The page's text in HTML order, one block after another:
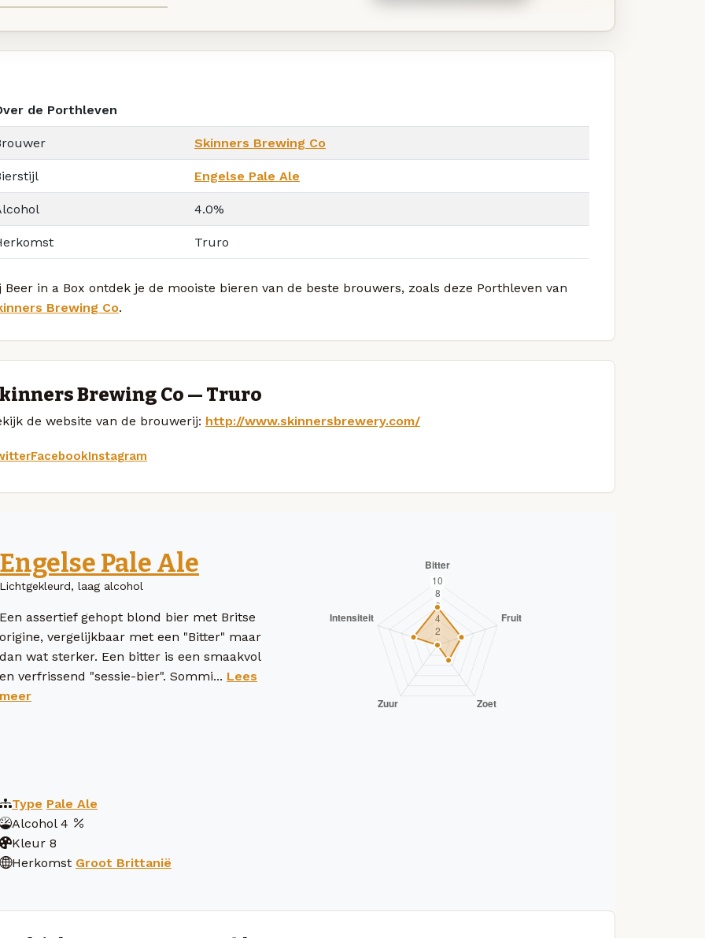
de Porthleven
Skinners Brewing Co
Engelse Pale Ale
4.0%
Truro
Beer in a Box ontdek je de mooiste bieren van de beste brouwers, zoals deze Porthleven van
Brewing Co.
Brewing Co — Truro
de website van de brouwerij: http://www.skinnersbrewery.com/
FacebookInstagram
Engelse Pale Ale
Lichtgekleurd, laag alcohol
Een assertief gehopt blond bier met Britse
origine, vergelijkbaar met een "Bitter" maar
dan wat sterker. Een bitter is een smaakvol
en verfrissend "sessie-bier". Sommi... Lees
meer
Type Pale Ale
Alcohol 4
Kleur 8
Herkomst Groot Brittanië